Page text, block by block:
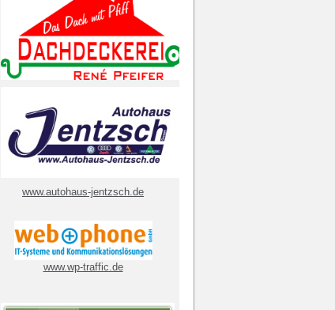
www.autohaus-jentzsch.de
www.wp-traffic.de